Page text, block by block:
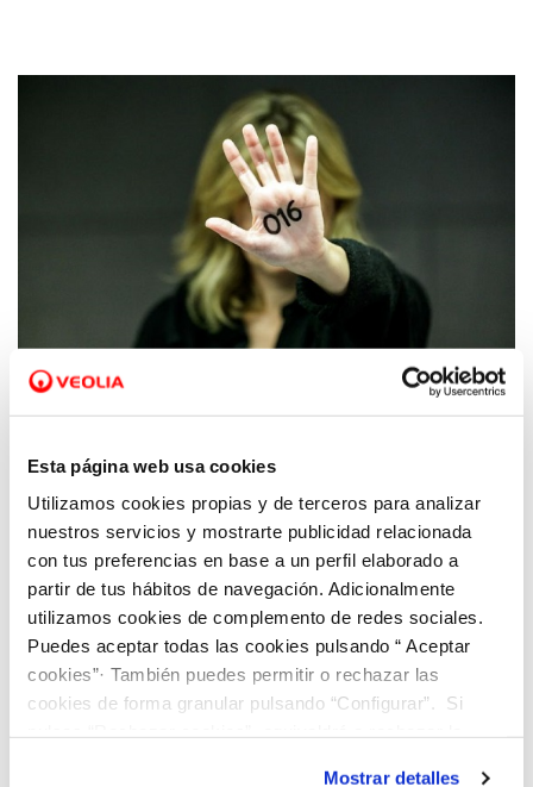
Esta página web usa cookies
Utilizamos cookies propias y de terceros para analizar
nuestros servicios y mostrarte publicidad relacionada
con tus preferencias en base a un perfil elaborado a
partir de tus hábitos de navegación. Adicionalmente
utilizamos cookies de complemento de redes sociales.
Puedes aceptar todas las cookies pulsando “ Aceptar
cookies”· También puedes permitir o rechazar las
cookies de forma granular pulsando “Configurar”. Si
Mostrar detalles
03 JUL 2023
adhieren al convenio del Ministerio de
Igualdad contra la violencia de género